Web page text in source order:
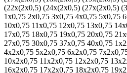
(22х(2х0,5) (24х(2х0,5) (27х(2х0,5)
1х0,75 2х0,75 3х0,75 4х0,75 5х0,75
10х0,75 11х0,75 12х0,75 13х0,75
17х0,75 18х0,75 19х0,75 20х0,75
27х0,75 30х0,75 37х0,75 40х0,75
4х2х0,75 5х2х0,75 6х2х0,75
10х2х0,75 11х2х0,75 12х2х0,75
16х2х0,75 17х2х0,75 18х2х0,75